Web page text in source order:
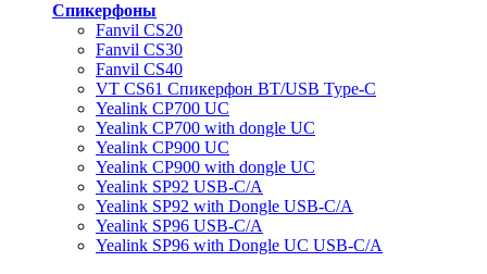
Спикерфоны
Fanvil CS20
Fanvil CS30
Fanvil CS40
VT CS61 Cпикерфон BT/USB Type-C
Yealink CP700 UC
Yealink CP700 with dongle UC
Yealink CP900 UC
Yealink CP900 with dongle UC
Yealink SP92 USB-C/A
Yealink SP92 with Dongle USB-C/A
Yealink SP96 USB-C/A
Yealink SP96 with Dongle UC USB-C/A